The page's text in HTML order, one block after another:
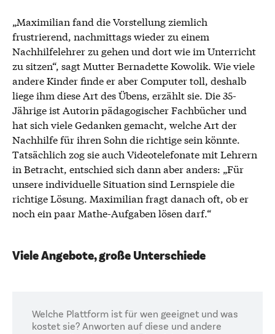
„Maximilian fand die Vorstellung ziemlich
frustrierend, nachmittags wieder zu einem
Nachhilfelehrer zu gehen und dort wie im Unterricht
zu sitzen“, sagt Mutter Bernadette Kowolik. Wie viele
andere Kinder finde er aber Computer toll, deshalb
liege ihm diese Art des Übens, erzählt sie. Die 35-
Jährige ist Autorin pädagogischer Fachbücher und
hat sich viele Gedanken gemacht, welche Art der
Nachhilfe für ihren Sohn die richtige sein könnte.
Tatsächlich zog sie auch Videotelefonate mit Lehrern
in Betracht, entschied sich dann aber anders: „Für
unsere individuelle Situation sind Lernspiele die
richtige Lösung. Maximilian fragt danach oft, ob er
noch ein paar Mathe-Aufgaben lösen darf.“
Viele Angebote, große Unterschiede
Welche Plattform ist für wen geeignet und was
kostet sie? Anworten auf diese und andere